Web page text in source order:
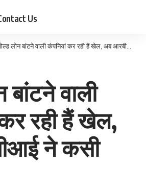
Us
लोन बांटने वाली कंपनियां कर रही हैं खेल, अब आरबीआई ने कसी नकेल…
बांटने वाली
रही हैं खेल,
ने कसी